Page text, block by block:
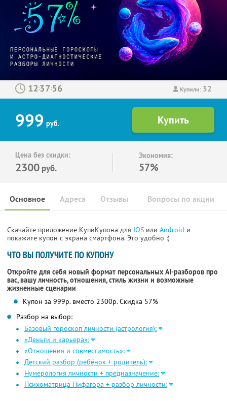
Купили: 32
: :
999 руб.
Цена без скидки:
2300 руб.
Экономия:
57%
Основное Отзывы Вопросы по акции
Адреса
Скачайте приложение КупиКупона для IOS или Android и
покажите купон с экрана смартфона. Это удобно :)
ЧТО ВЫ ПОЛУЧИТЕ ПО КУПОНУ
Откройте для себя новый формат персональных AI-разборов про
вас, вашу личность, отношения, стиль жизни и возможные
жизненные сценарии
Купон за 999р. вместо 2300р. Скидка 57%
Разбор на выбор:
Базовый гороскоп личности (астрология):
«Деньги и карьера»:
«Отношения и совместимость»:
Детский разбор (ребёнок + родитель):
Нумерология личности + предназначение:
Психоматрица Пифагора + разбор личности: